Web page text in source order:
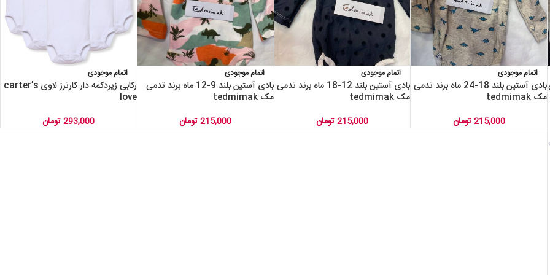
اتمام موجودی
بادی آستین بلند 18-24 ماه برند تدمی
مک tedmimak
215,000تومان
اتمام موجودی
بادی آستین بلند 12-18 ماه برند تدمی
مک tedmimak
215,000تومان
اتمام موجودی
بادی آستین بلند 9-12 ماه برند تدمی
مک tedmimak
215,000تومان
اتمام موجودی
رکابی زیردکمه دار کارترز لاوی carter’s
love
293,000تومان